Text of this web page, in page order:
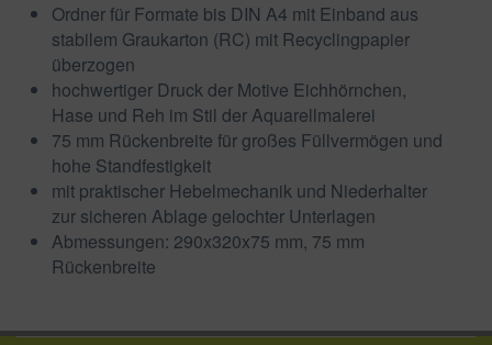
Ordner für Formate bis DIN A4 mit Einband aus
stabilem Graukarton (RC) mit Recyclingpapier
überzogen
hochwertiger Druck der Motive Eichhörnchen,
Hase und Reh im Stil der Aquarellmalerei
75 mm Rückenbreite für großes Füllvermögen und
hohe Standfestigkeit
mit praktischer Hebelmechanik und Niederhalter
zur sicheren Ablage gelochter Unterlagen
Abmessungen: 290x320x75 mm, 75 mm
Rückenbreite